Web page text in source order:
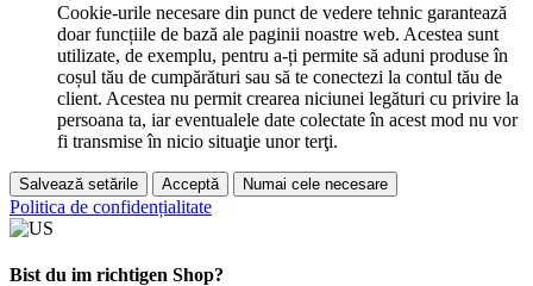
Cookie-urile necesare din punct de vedere tehnic garantează
doar funcțiile de bază ale paginii noastre web. Acestea sunt
utilizate, de exemplu, pentru a-ți permite să aduni produse în
coșul tău de cumpărături sau să te conectezi la contul tău de
client. Acestea nu permit crearea niciunei legături cu privire la
persoana ta, iar eventualele date colectate în acest mod nu vor
fi transmise în nicio situaţie unor terţi.
Salvează setările Acceptă Numai cele necesare
Politica de confidențialitate
Bist du im richtigen Shop?